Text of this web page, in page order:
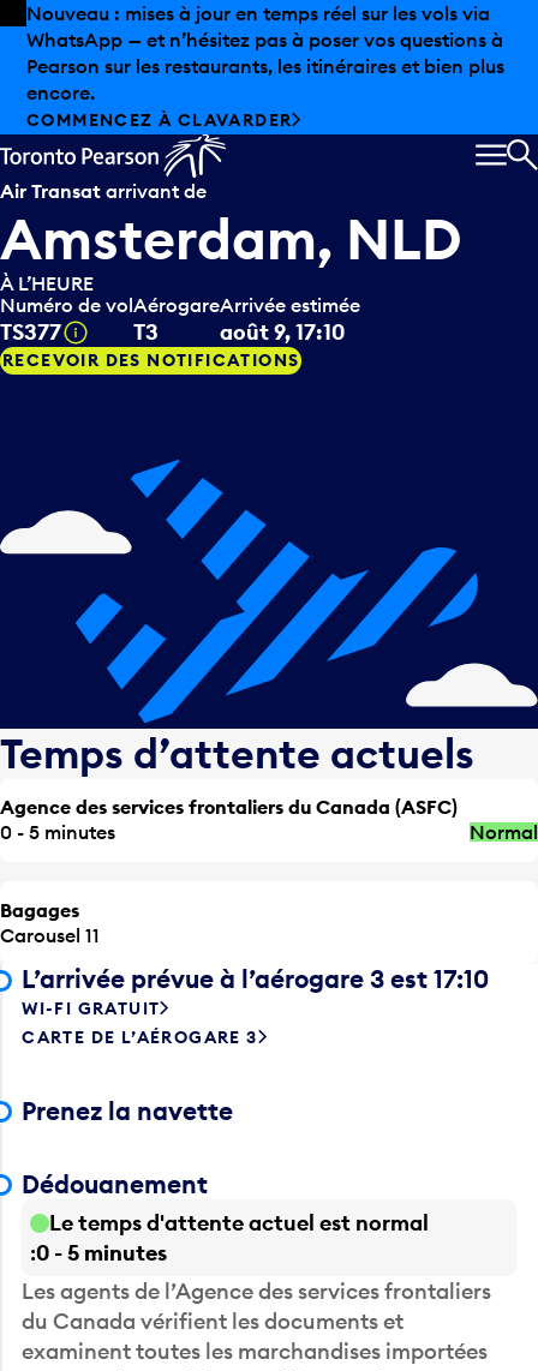
Skip to offers
Passer au contenu principal
Nouveau : mises à jour en temps réel sur les vols via
WhatsApp — et n’hésitez pas à poser vos questions à
Pearson sur les restaurants, les itinéraires et bien plus
encore.
COMMENCEZ À CLAVARDER
Air Transat arrivant de
Amsterdam, NLD
À L’HEURE
Numéro de vol
TS377 Infobulle
Aérogare
T3
Arrivée estimée
août 9, 17:10
RECEVOIR DES NOTIFICATIONS
Temps d’attente actuels
Agence des services frontaliers du Canada (ASFC)
0 - 5 minutes
Normal
Bagages
Carousel 11
L’arrivée prévue à l’aérogare 3 est 17:10
WI-FI GRATUIT
CARTE DE L’AÉROGARE 3
Prenez la navette
Dédouanement
Le temps d'attente actuel est normal
0 - 5 minutes
Les agents de l’Agence des services frontaliers
du Canada vérifient les documents et
examinent toutes les marchandises importées